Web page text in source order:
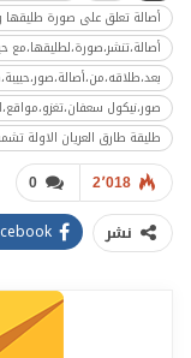
أصالة تعلق على صورة طليقها
أصالة،تنشر،صورة،لطليقها،مع
صور،نيكول
طليقة طارق العريان الاولة
0 2٬018
نشر